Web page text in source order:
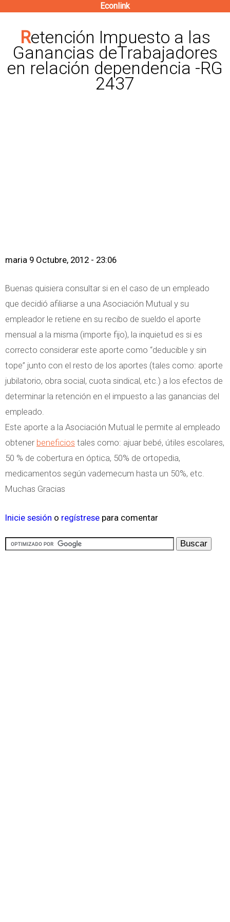
contenido
principal
Econlink
Retención Impuesto a las
Ganancias deTrabajadores
en relación dependencia -RG
2437
maria 9 Octubre, 2012 - 23:06
Buenas quisiera consultar si en el caso de un empleado
que decidió afiliarse a una Asociación Mutual y su
empleador le retiene en su recibo de sueldo el aporte
mensual a la misma (importe fijo), la inquietud es si es
correcto considerar este aporte como “deducible y sin
tope” junto con el resto de los aportes (tales como: aporte
jubilatorio, obra social, cuota sindical, etc.) a los efectos de
determinar la retención en el impuesto a las ganancias del
empleado.
Este aporte a la Asociación Mutual le permite al empleado
obtener beneficios tales como: ajuar bebé, útiles escolares,
50 % de cobertura en óptica, 50% de ortopedia,
medicamentos según vademecum hasta un 50%, etc.
Muchas Gracias
Inicie sesión o regístrese para comentar